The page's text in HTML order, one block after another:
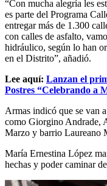
“Con mucha alegría les
es parte del Programa
entregar más de 1.300
con calles de asfalto,
hidráulico, según lo han
en el Distrito”, añadió.
Lee aquí: Lanzan el
Postres “Celebrando a
Armas indicó que se van
como Giorgino Andrade,
Marzo y barrio Laureano
María Ernestina López
hechas y poder caminar